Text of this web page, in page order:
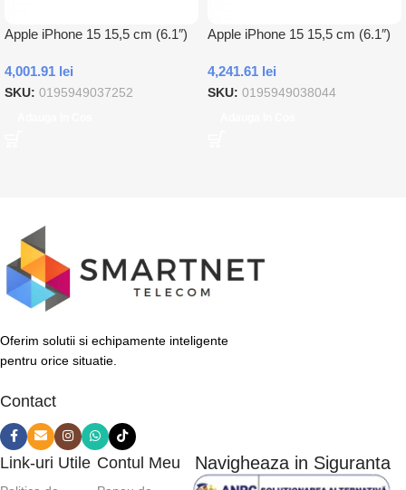
Apple iPhone 15 15,5 cm (6.1″)
256 Giga Bites Galben
4,001.91 lei
SKU: 0195949037252
Apple iPhone 15 15,5 cm (6.1″)
512 Giga Bites Roz
4,241.61 lei
SKU: 0195949038044
Oferim solutii si echipamente inteligente
pentru orice situatie.
Contact
Link-uri Utile Contul Meu Navigheaza in Siguranta